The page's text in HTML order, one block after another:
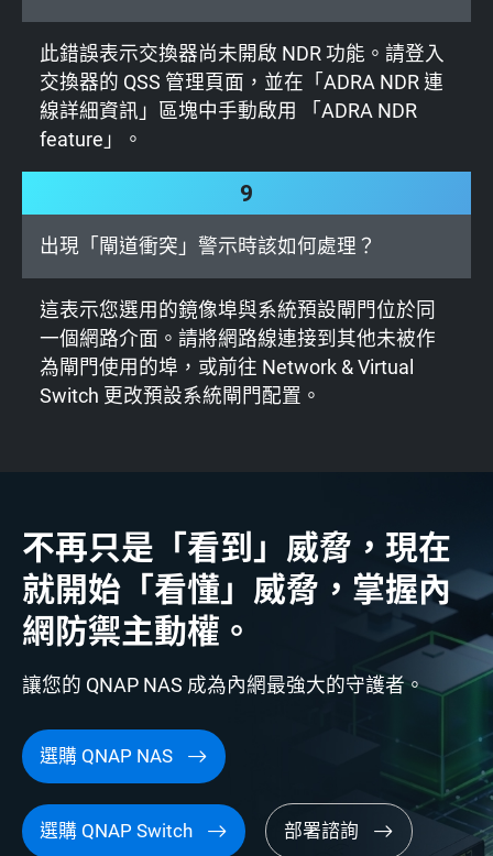
此錯誤表示交換器尚未開啟 NDR 功能。請登入
交換器的 QSS 管理頁面，並在「ADRA NDR 連
線詳細資訊」區塊中手動啟用 「ADRA NDR
feature」。
9
出現「閘道衝突」警示時該如何處理？
這表示您選用的鏡像埠與系統預設閘門位於同
一個網路介面。請將網路線連接到其他未被作
為閘門使用的埠，或前往 Network & Virtual
Switch 更改預設系統閘門配置。
不再只是「看到」威脅，現在
就開始「看懂」威脅，掌握內
網防禦主動權。
讓您的 QNAP NAS 成為內網最強大的守護者。
選購 QNAP NAS
選購 QNAP Switch 部署諮詢